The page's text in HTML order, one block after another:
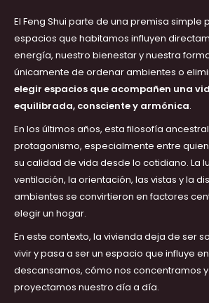
El Feng Shui parte de una premisa simple
espacios que habitamos influyen
energía, nuestro bienestar y nuestra
únicamente de ordenar ambientes o
elegir espacios que acompañen una
equilibrada, consciente y armónica.
En los últimos años, esta filosofía
protagonismo, especialmente entre
su calidad de vida desde lo cotidiano. La
ventilación, la orientación, las vistas y la
ambientes se convirtieron en factores
elegir un hogar.
En este contexto, la vivienda deja de ser
vivir y pasa a ser un espacio que influye
descansamos, cómo nos concentramos
proyectamos nuestro día a día.